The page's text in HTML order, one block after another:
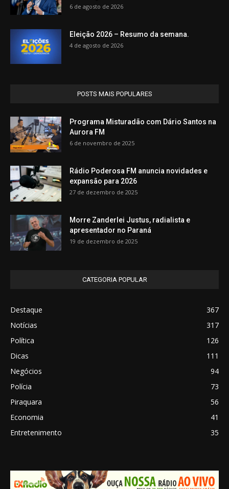
6 de agosto de 2026
Eleição 2026 – Resumo da semana.
4 de agosto de 2026
POSTS MAIS POPULARES
Programa Misturadão com Dário Santos na
Aurora FM
6 de novembro de 2025
Rádio Poderosa FM anuncia novidades e
expansão para 2026
27 de dezembro de 2025
Morre Zanderlei Justus, radialista e
apresentador no Paraná
19 de dezembro de 2025
CATEGORIA POPULAR
Destaque
367
Notícias
317
Política
126
Dicas
111
Negócios
94
Polícia
73
Piraquara
56
Economia
41
Entretenimento
35